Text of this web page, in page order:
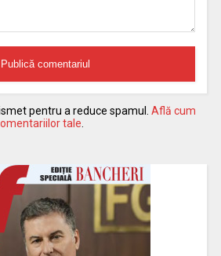
pentru a reduce spamul. Află cum
tale